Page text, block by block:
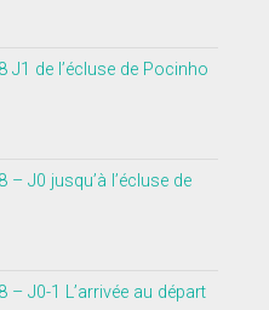
J1 de l’écluse de Pocinho
– J0 jusqu’à l’écluse de
– J0-1 L’arrivée au départ